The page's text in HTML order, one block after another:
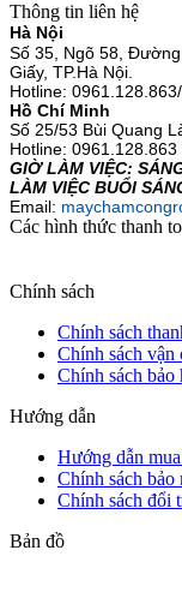
Thông tin liên hệ
Hà Nội
Số 35, Ngõ 58,
Giấy, TP.Hà Nội.
Hotline:
Hồ Chí Minh
Số 25/53 Bùi Quang
Hotline: 0961.128.863
GIỜ LÀM VIỆC:
LÀM VIỆC BUỔI
Email:
Các hình thức thanh
Chính sách
Chính sách
Chính sách vận
Chính sách bảo
Hướng dẫn
Hướng dẫn
Chính sách bảo
Chính sách đổi
Bản đồ